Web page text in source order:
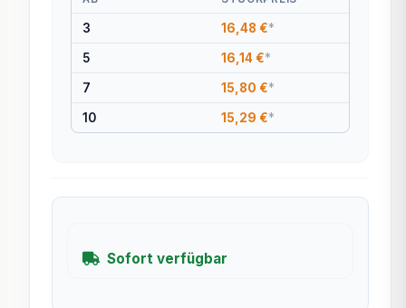
3 16,48 €*
5 16,14 €*
7 15,80 €*
10 15,29 €*
Sofort verfügbar